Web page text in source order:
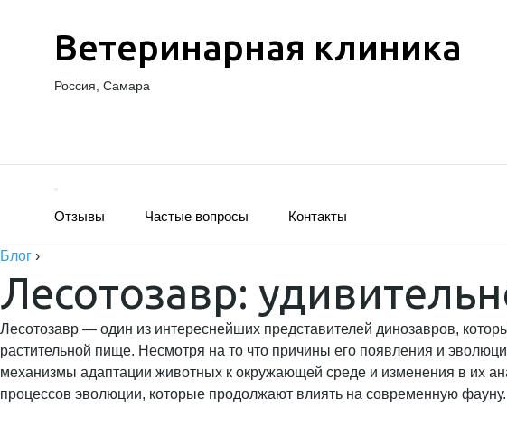
Ветеринарная клиника
Россия, Самара
Отзывы Частые вопросы Контакты
Блог ›
Лесотозавр:
Лесотозавр — один из интереснейших представителей динозавров,
растительной пище. Несмотря на то что причины его появления и
механизмы адаптации животных к окружающей среде и изменения в их
процессов эволюции, которые продолжают влиять на современную фауну.